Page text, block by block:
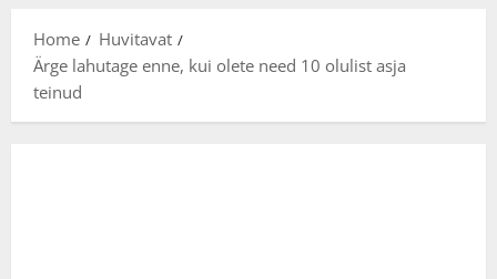
Home
Huvitavat
Ärge lahutage enne, kui olete need 10 olulist asja
teinud